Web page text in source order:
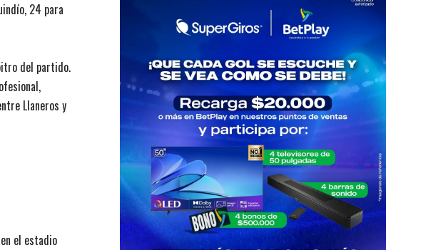
24 para
del partido.
Llaneros y
el estadio